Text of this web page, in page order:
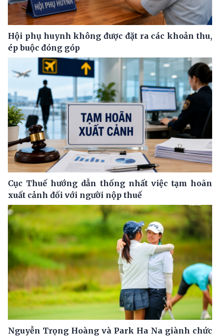
Hội phụ huynh không được đặt ra các khoản thu,
ép buộc đóng góp
Cục Thuế hướng dẫn thống nhất việc tạm hoãn
xuất cảnh đối với người nộp thuế
Nguyễn Trọng Hoàng và Park Ha Na giành chức